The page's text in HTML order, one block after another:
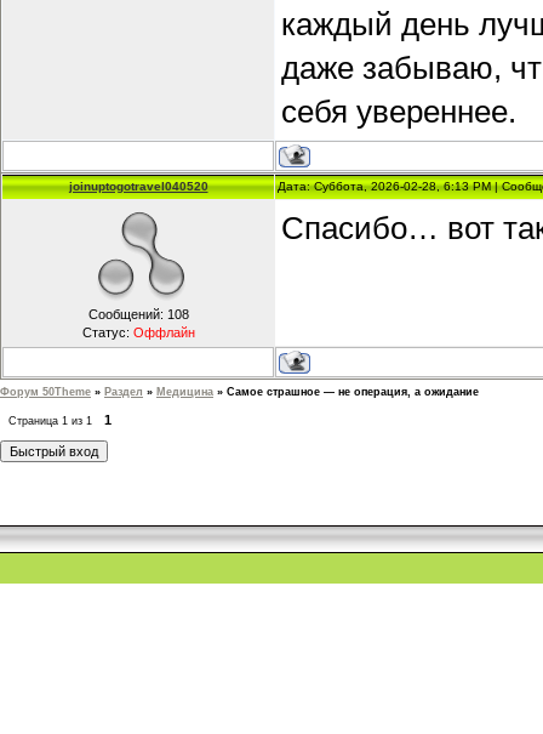
каждый день
даже забываю,
себя увереннее.
joinuptogotravel040520 Дата: Суббота, 2026-02-28, 6:13 PM |
Сообщений: 108
Статус: Оффлайн
Спасибо… вот
Форум 50Theme » Раздел » Медицина » Самое страшное — не операция, а ожидание
Страница 1 из 1 1